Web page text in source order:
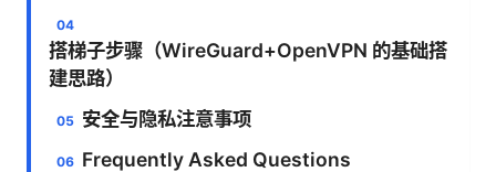
搭梯子步骤（WireGuard+OpenVPN 的基础搭
建思路）
安全与隐私注意事项
Frequently Asked Questions